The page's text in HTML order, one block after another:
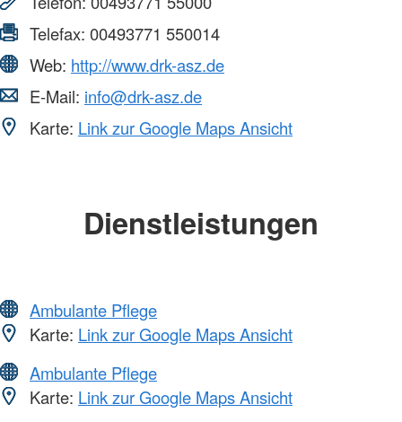
Telefax: 00493771 550014
Web: http://www.drk-asz.de
E-Mail: info@drk-asz.de
Karte: Link zur Google Maps Ansicht
Dienstleistungen
Ambulante Pflege
Karte: Link zur Google Maps Ansicht
Ambulante Pflege
Karte: Link zur Google Maps Ansicht